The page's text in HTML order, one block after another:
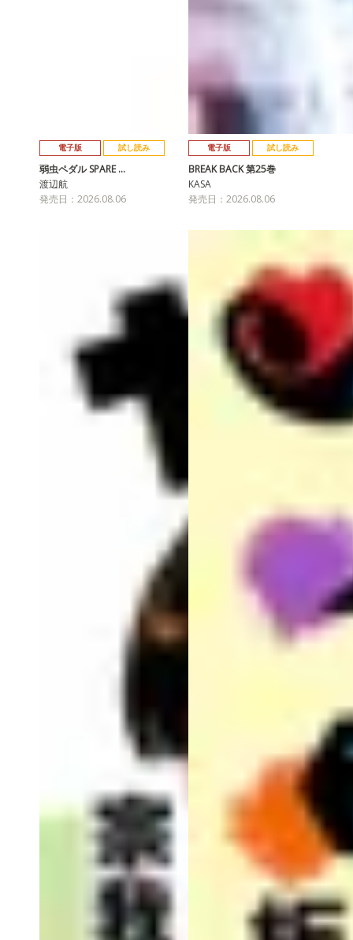
電子版 試し読み
弱虫ペダル SPARE …
渡辺航
発売日：2026.08.06
電子版 試し読み
BREAK BACK 第25巻
KASA
発売日：2026.08.06